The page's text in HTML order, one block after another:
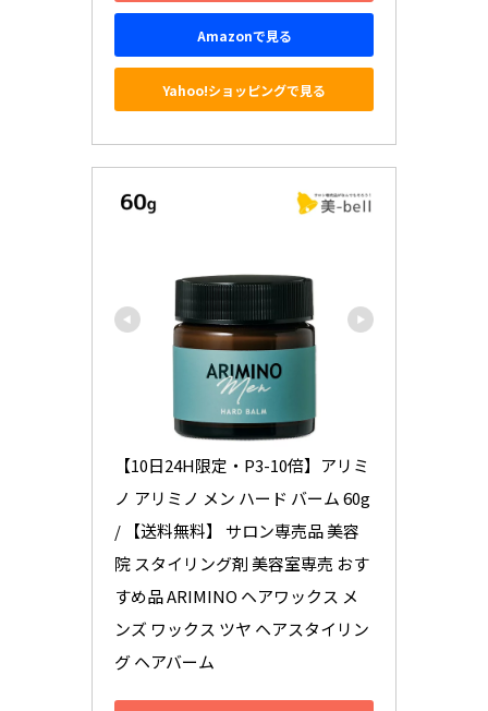
Amazonで見る
Yahoo!ショッピングで見る
【10日24H限定・P3-10倍】アリミ
ノ アリミノ メン ハード バーム 60g
/ 【送料無料】 サロン専売品 美容
院 スタイリング剤 美容室専売 おす
すめ品 ARIMINO ヘアワックス メ
ンズ ワックス ツヤ ヘアスタイリン
グ ヘアバーム